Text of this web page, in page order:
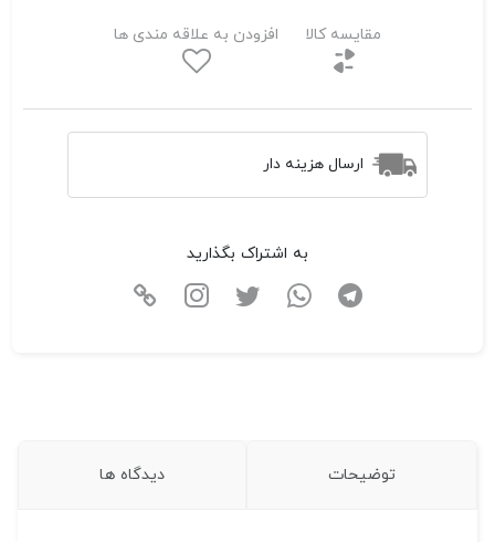
مقایسه کالا افزودن به علاقه مندی ها
ارسال هزینه دار
به اشتراک بگذارید
توضیحات دیدگاه ها